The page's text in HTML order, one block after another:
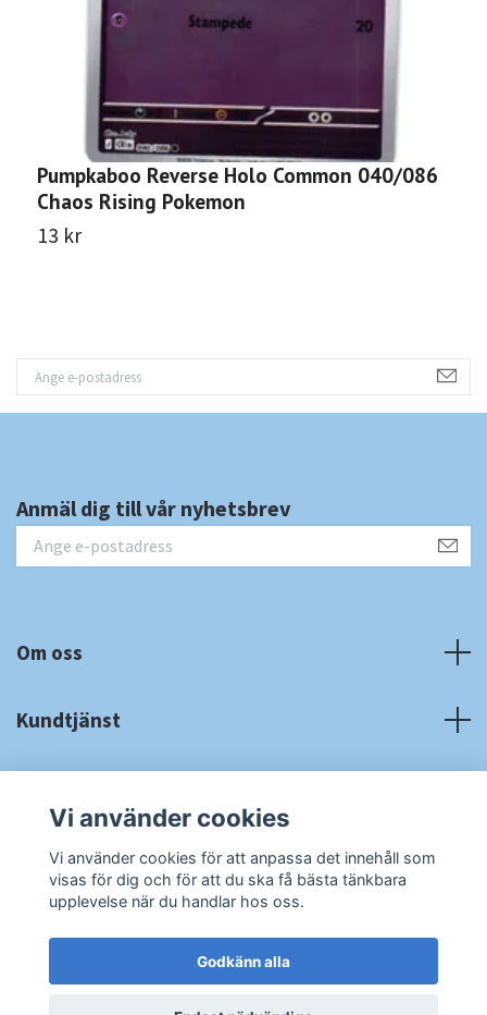
Pumpkaboo Reverse Holo Common 040/086
Chaos Rising Pokemon
13 kr
Anmäl dig till vår nyhetsbrev
Om oss
Kundtjänst
Sociala medier
© 2026 RA CardshopPowered by Quickbutik
Vi använder cookies
Vi använder cookies för att anpassa det innehåll som
visas för dig och för att du ska få bästa tänkbara
upplevelse när du handlar hos oss.
Godkänn alla